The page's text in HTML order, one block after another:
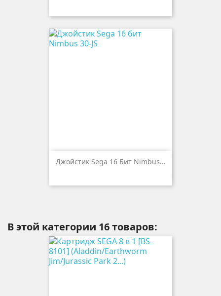
Джойстик Sega 16 Бит Nimbus...
В этой категории 16 товаров: